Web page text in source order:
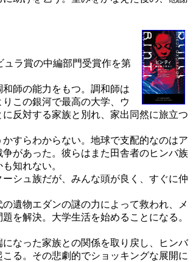
ラ賞の中編部門受賞作を第
師の能力をもつ。調和師は
この銀河で最高の大学、ウ
反対する家族と別れ、家出同然に旅立つ
すらわからない。地球で支配的なのはア
があった。彼らはまた田舎者のヒンバ族
知れない。
シュ族だが、みんな頭が良く、すぐに仲
遺物エダンの謎の力によって救われ、メ
を解決。大学生活を始めることになる。
なった家族との関係を取り戻し、ヒンバ
る。その悲劇的でショッキングな展開に